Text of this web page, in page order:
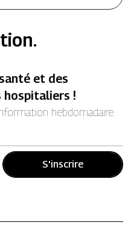
et des
hospitaliers !
hebdomadaire.
S'inscrire